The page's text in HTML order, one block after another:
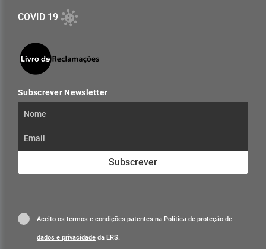
COVID 19
Subscrever Newsletter
Subscrever
Aceito os termos e condições patentes naPolítica de proteção de
dados e privacidade da ERS.